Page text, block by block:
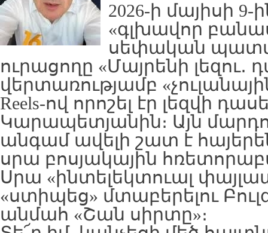
2026-ի մայիսի 9-
«գլխավոր
սեփական
ուրացողը «Մայրենի լեզու․
վերտառությամբ
Reels-ով որոշել էր լեզվի
Կարապետյանին։ Այն
անգամ ավելի շատ է
սրա բոսյակային
Սրա «ինտելեկտուալ
«ստիպեց» մտաբերելու
անմահ «Շան սիրտը»։